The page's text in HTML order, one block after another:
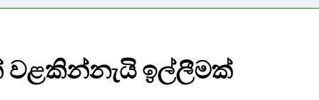
වළකින්නැයි ඉල්ලීමක්